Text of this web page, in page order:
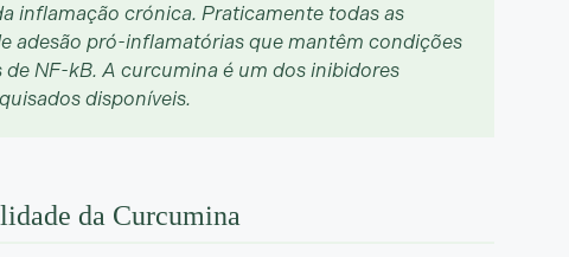
inflamação crónica. Praticamente todas as
adesão pró-inflamatórias que mantêm condições
NF-kB. A curcumina é um dos inibidores
disponíveis.
da Curcumina